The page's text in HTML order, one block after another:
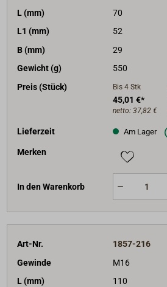
L (mm)
70
L1 (mm)
52
B (mm)
29
Gewicht (g)
550
Preis (Stück)
Bis 4 Stk
45,01 €*
netto: 37,82 €
Lieferzeit Am Lager
Merken
In den Warenkorb
Art-Nr.
1857-216
Gewinde
M16
L (mm)
110